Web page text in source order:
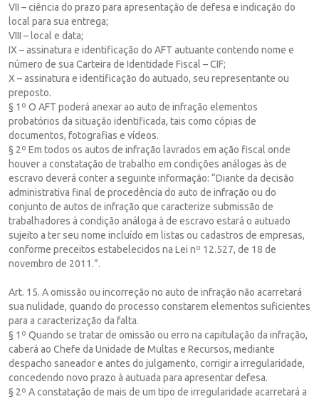
VII – ciência do prazo para apresentação de defesa e indicação do
local para sua entrega;
VIII – local e data;
IX – assinatura e identificação do AFT autuante contendo nome e
número de sua Carteira de Identidade Fiscal – CIF;
X – assinatura e identificação do autuado, seu representante ou
preposto.
§ 1º O AFT poderá anexar ao auto de infração elementos
probatórios da situação identificada, tais como cópias de
documentos, fotografias e vídeos.
§ 2º Em todos os autos de infração lavrados em ação fiscal onde
houver a constatação de trabalho em condições análogas às de
escravo deverá conter a seguinte informação: “Diante da decisão
administrativa final de procedência do auto de infração ou do
conjunto de autos de infração que caracterize submissão de
trabalhadores à condição análoga à de escravo estará o autuado
sujeito a ter seu nome incluído em listas ou cadastros de empresas,
conforme preceitos estabelecidos na Lei nº 12.527, de 18 de
novembro de 2011.”.
Art. 15. A omissão ou incorreção no auto de infração não acarretará
sua nulidade, quando do processo constarem elementos suficientes
para a caracterização da falta.
§ 1º Quando se tratar de omissão ou erro na capitulação da infração,
caberá ao Chefe da Unidade de Multas e Recursos, mediante
despacho saneador e antes do julgamento, corrigir a irregularidade,
concedendo novo prazo à autuada para apresentar defesa.
§ 2º A constatação de mais de um tipo de irregularidade acarretará a